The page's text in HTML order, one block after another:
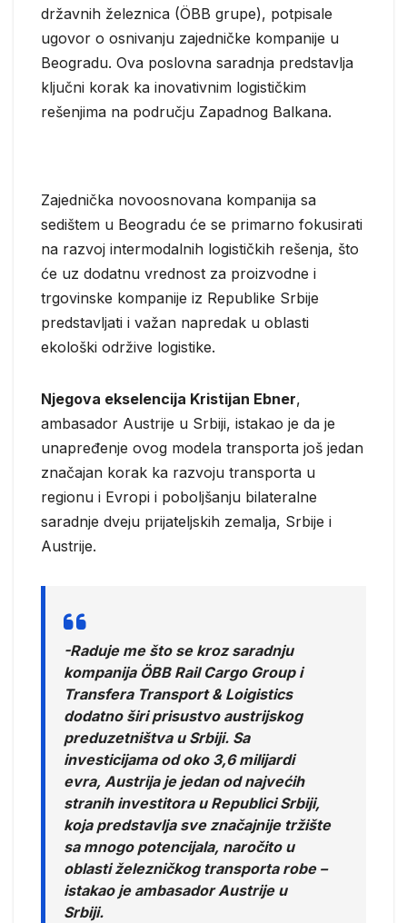
državnih železnica (ÖBB grupe), potpisale
ugovor o osnivanju zajedničke kompanije u
Beogradu. Ova poslovna saradnja predstavlja
ključni korak ka inovativnim logističkim
rešenjima na području Zapadnog Balkana.
Zajednička novoosnovana kompanija sa
sedištem u Beogradu će se primarno fokusirati
na razvoj intermodalnih logističkih rešenja, što
će uz dodatnu vrednost za proizvodne i
trgovinske kompanije iz Republike Srbije
predstavljati i važan napredak u oblasti
ekološki održive logistike.
Njegova ekselencija Kristijan Ebner,
ambasador Austrije u Srbiji, istakao je da je
unapređenje ovog modela transporta još jedan
značajan korak ka razvoju transporta u
regionu i Evropi i poboljšanju bilateralne
saradnje dveju prijateljskih zemalja, Srbije i
Austrije.
-Raduje me što se kroz saradnju
kompanija ÖBB Rail Cargo Group i
Transfera Transport & Loigistics
dodatno širi prisustvo austrijskog
preduzetništva u Srbiji. Sa
investicijama od oko 3,6 milijardi
evra, Austrija je jedan od najvećih
stranih investitora u Republici Srbiji,
koja predstavlja sve značajnije tržište
sa mnogo potencijala, naročito u
oblasti železničkog transporta robe –
istakao je ambasador Austrije u
Srbiji.